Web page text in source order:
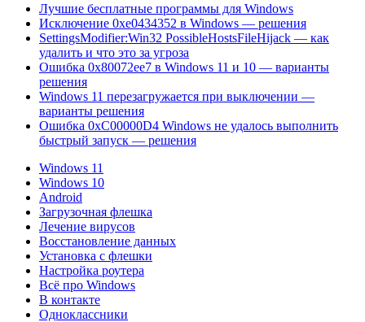
Лучшие бесплатные программы для Windows
Исключение 0xe0434352 в Windows — решения
SettingsModifier:Win32 PossibleHostsFileHijack — как
удалить и что это за угроза
Ошибка 0x80072ee7 в Windows 11 и 10 — варианты
решения
Windows 11 перезагружается при выключении —
варианты решения
Ошибка 0xC00000D4 Windows не удалось выполнить
быстрый запуск — решения
Windows 11
Windows 10
Android
Загрузочная флешка
Лечение вирусов
Восстановление данных
Установка с флешки
Настройка роутера
Всё про Windows
В контакте
Одноклассники